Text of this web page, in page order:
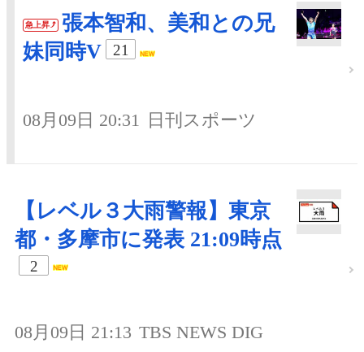
急上昇
張本智和、美和との兄
妹同時V
21
08月09日 20:31 日刊スポーツ
【レベル３大雨警報】東京
都・多摩市に発表 21:09時点
2
08月09日 21:13 TBS NEWS DIG